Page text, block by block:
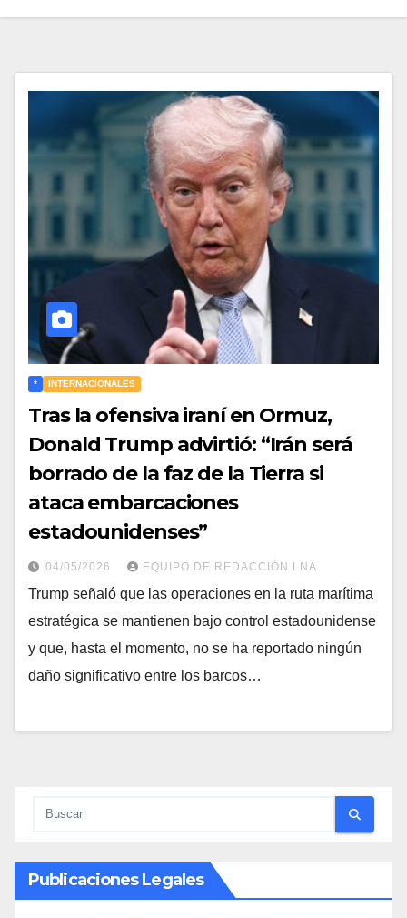
* INTERNACIONALES
Tras la ofensiva iraní en Ormuz,
Donald Trump advirtió: “Irán será
borrado de la faz de la Tierra si
ataca embarcaciones
estadounidenses”
04/05/2026 EQUIPO DE REDACCIÓN LNA
Trump señaló que las operaciones en la ruta marítima
estratégica se mantienen bajo control estadounidense
y que, hasta el momento, no se ha reportado ningún
daño significativo entre los barcos…
Publicaciones Legales